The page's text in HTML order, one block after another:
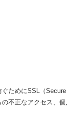
ためにSSL（
不正なアクセス、